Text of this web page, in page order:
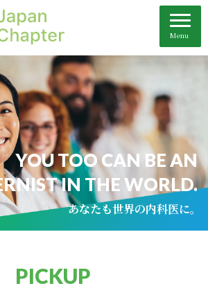
YOU TOO CAN BE AN
IN THE WORLD.
あなたも世界の内科医に。
PICKUP